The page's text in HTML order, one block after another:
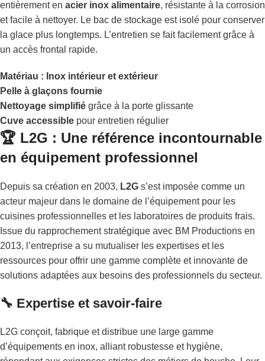
entièrement en acier inox alimentaire, résistante à la corrosion
et facile à nettoyer. Le bac de stockage est isolé pour conserver
la glace plus longtemps. L’entretien se fait facilement grâce à
un accès frontal rapide.
Matériau : Inox intérieur et extérieur
Pelle à glaçons fournie
Nettoyage simplifié grâce à la porte glissante
Cuve accessible pour entretien régulier
🏆 L2G : Une référence incontournable
en équipement professionnel
Depuis sa création en 2003, L2G s’est imposée comme un
acteur majeur dans le domaine de l’équipement pour les
cuisines professionnelles et les laboratoires de produits frais.
Issue du rapprochement stratégique avec BM Productions en
2013, l’entreprise a su mutualiser les expertises et les
ressources pour offrir une gamme complète et innovante de
solutions adaptées aux besoins des professionnels du secteur.
🔧 Expertise et savoir-faire
L2G conçoit, fabrique et distribue une large gamme
d’équipements en inox, alliant robustesse et hygiène,